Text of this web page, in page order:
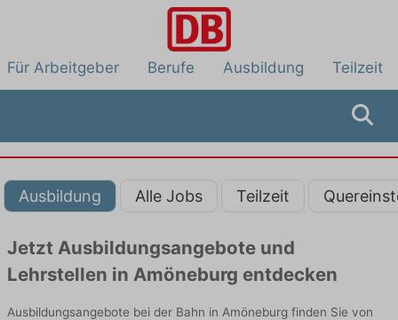
Für Arbeitgeber Berufe Ausbildung Teilzeit
Ausbildung Alle Jobs Teilzeit
Jetzt Ausbildungsangebote und
Lehrstellen in Amöneburg entdecken
Ausbildungsangebote bei der Bahn in Amöneburg finden Sie von